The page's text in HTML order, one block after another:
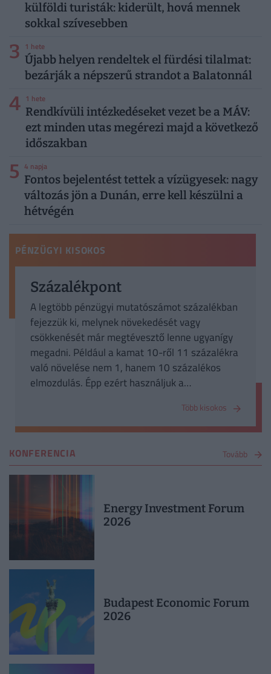
külföldi turisták: kiderült, hová mennek
sokkal szívesebben
3 1 hete
Újabb helyen rendeltek el fürdési tilalmat:
bezárják a népszerű strandot a Balatonnál
4 1 hete
Rendkívüli intézkedéseket vezet be a MÁV:
ezt minden utas megérezi majd a következő
időszakban
5 4 napja
Fontos bejelentést tettek a vízügyesek: nagy
változás jön a Dunán, erre kell készülni a
hétvégén
PÉNZÜGYI KISOKOS
Százalékpont
A legtöbb pénzügyi mutatószámot százalékban
fejezzük ki, melynek növekedését vagy
csökkenését már megtévesztő lenne ugyanígy
megadni. Például a kamat 10-ről 11 százalékra
való növelése nem 1, hanem 10 százalékos
elmozdulás. Épp ezért használjuk a
Százalékpont az egész értékű növekedést vagy
csökkenést adja meg, míg a bázispont ennek
Több kisokos
KONFERENCIA Tovább
Energy Investment Forum
2026
Budapest Economic Forum
2026